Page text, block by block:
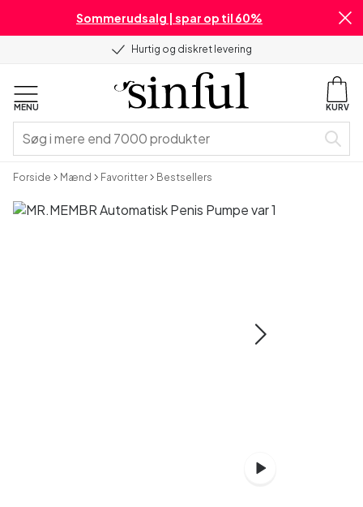
Sommerudsalg | spar op til 60%
Hurtig og diskret levering
MENU KURV
Forside Mænd Favoritter Bestsellers